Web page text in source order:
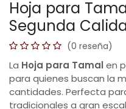
Hoja para
Segunda
(0 reseña)
La Hoja para Tamalen
para quienes buscan la
cantidades. Perfecta
tradicionales a gran